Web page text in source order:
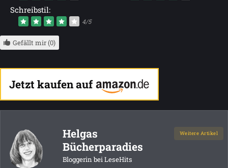
Schreibstil:
4/5
Gefällt mir (0)
Jetzt kaufen auf
Helgas
Bücherparadies
Bloggerin bei LeseHits
Weitere Artikel